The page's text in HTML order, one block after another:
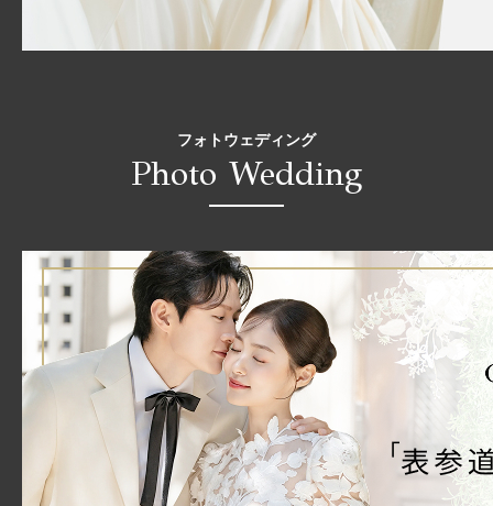
フォトウェディング
Photo Wedding